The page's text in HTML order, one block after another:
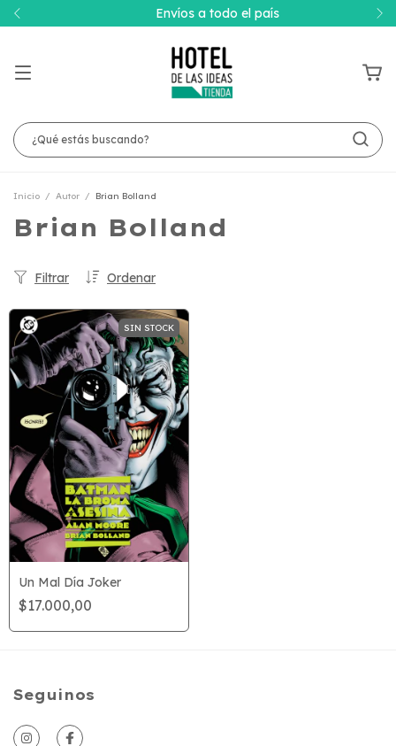
Envíos a todo el país
Inicio / Autor / Brian Bolland
Brian Bolland
Ordenar
Filtrar
SIN STOCK
Un Mal Día Joker
$17.000,00
Seguinos